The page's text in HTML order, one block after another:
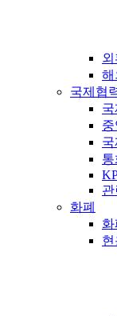
해
국제협
화폐
현